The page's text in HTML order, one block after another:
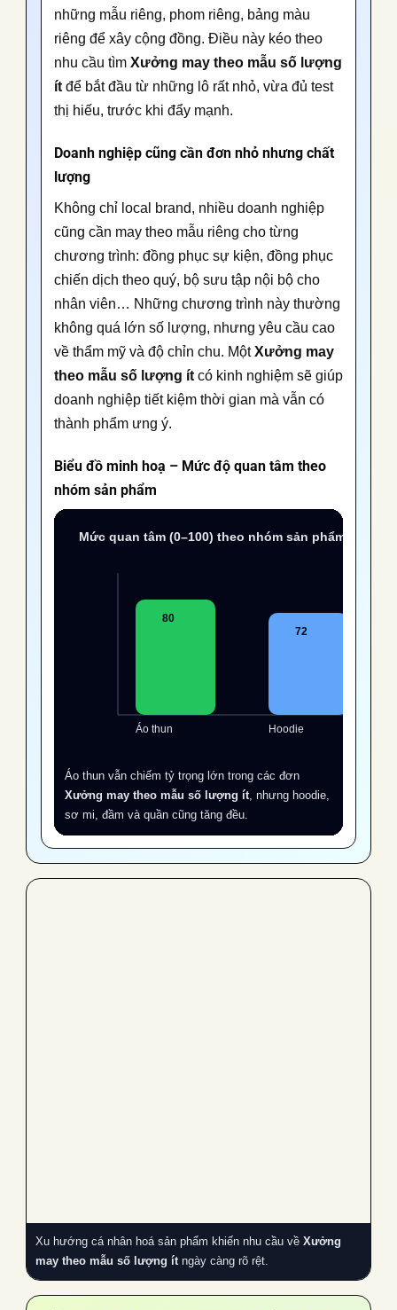
những mẫu riêng, phom riêng, bảng màu
riêng để xây cộng đồng. Điều này kéo theo
nhu cầu tìm Xưởng may theo mẫu số lượng
ít để bắt đầu từ những lô rất nhỏ, vừa đủ test
thị hiếu, trước khi đẩy mạnh.
Doanh nghiệp cũng cần đơn nhỏ nhưng chất
lượng
Không chỉ local brand, nhiều doanh nghiệp
cũng cần may theo mẫu riêng cho từng
chương trình: đồng phục sự kiện, đồng phục
chiến dịch theo quý, bộ sưu tập nội bộ cho
nhân viên… Những chương trình này thường
không quá lớn số lượng, nhưng yêu cầu cao
về thẩm mỹ và độ chỉn chu. MộtXưởng may
theo mẫu số lượng ít có kinh nghiệm sẽ giúp
doanh nghiệp tiết kiệm thời gian mà vẫn có
thành phẩm ưng ý.
Biểu đồ minh hoạ – Mức độ quan tâm theo
nhóm sản phẩm
Mức quan tâm (0–100) theo nhóm sản phẩm may
Áo thun Hoodie
80
72
Áo thun vẫn chiếm tỷ trọng lớn trong các đơn
Xưởng may theo mẫu số lượng ít , nhưng hoodie,
sơ mi, đầm và quần cũng tăng đều.
Xu hướng cá nhân hoá sản phẩm khiến nhu cầu về Xưởng
may theo mẫu số lượng ít ngày càng rõ rệt.